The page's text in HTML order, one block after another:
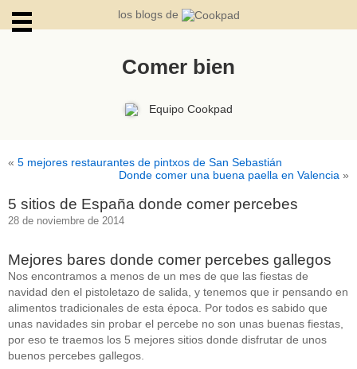
los blogs de
Comer bien
Equipo Cookpad
« 5 mejores restaurantes de pintxos de San Sebastián
Donde comer una buena paella en Valencia »
5 sitios de España donde comer percebes
28 de noviembre de 2014
Mejores bares donde comer percebes gallegos
Nos encontramos a menos de un mes de que las fiestas de
navidad den el pistoletazo de salida, y tenemos que ir pensando en
alimentos tradicionales de esta época. Por todos es sabido que
unas navidades sin probar el percebe no son unas buenas fiestas,
por eso te traemos los 5 mejores sitios donde disfrutar de unos
buenos percebes gallegos.